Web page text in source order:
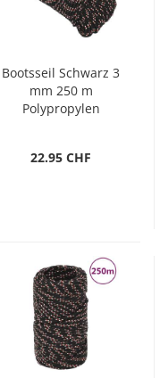
Bootsseil Schwarz 3
mm 250 m
Polypropylen
22.95 CHF